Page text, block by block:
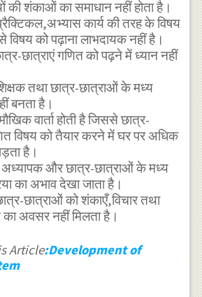
की शंकाओं का समाधान नहीं होता है।
कार्य की तरह के विषय
विषय को पढ़ाना लाभदायक नहीं है।
छात्राएं गणित को पढ़ने में ध्यान नहीं
तथा छात्र-छात्राओं के मध्य
बनता है।
वार्ता होती है जिससे छात्र-
विषय को तैयार करने में घर पर अधिक
है।
अध्यापक और छात्र-छात्राओं के मध्य
का अभाव देखा जाता है।
छात्राओं को शंकाएँ,विचार तथा
अवसर नहीं मिलता है।
Article:Development of